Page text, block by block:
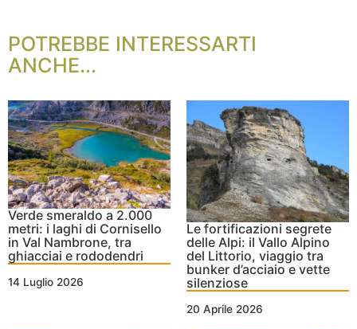
POTREBBE INTERESSARTI
ANCHE...
Verde smeraldo a 2.000
metri: i laghi di Cornisello
in Val Nambrone, tra
ghiacciai e rododendri
14 Luglio 2026
Le fortificazioni segrete
delle Alpi: il Vallo Alpino
del Littorio, viaggio tra
bunker d’acciaio e vette
silenziose
20 Aprile 2026